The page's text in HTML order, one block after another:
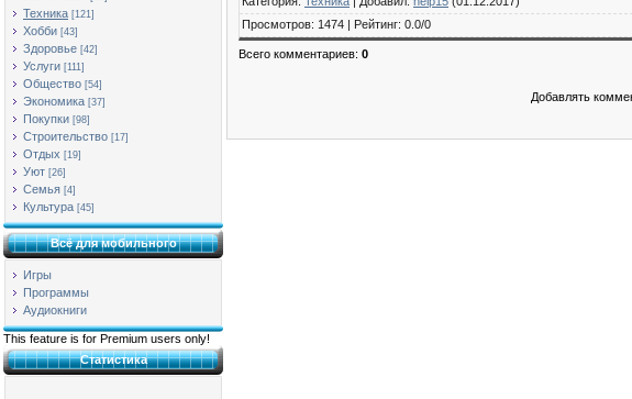
Техника [121]
Хобби [43]
Здоровье [42]
Услуги [111]
Общество [54]
Экономика [37]
Покупки [98]
Строительство [17]
Отдых [19]
Уют [26]
Семья [4]
Культура [45]
Всё для мобильного
Игры
Программы
Аудиокниги
This feature is for Premium users only!
Статистика
Просмотров: 1474 | Рейтинг: 0.0/0
Всего комментариев: 0
Добавлять